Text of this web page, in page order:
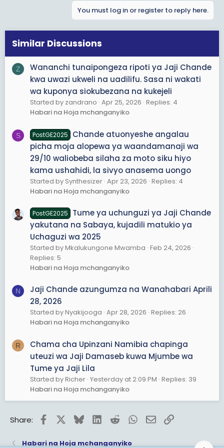
mwingine, Tume imeweka wazi kuwa vichocheo
vilikuwa ni wanasiasa na wabuni mada (content
vurugu kwa kaulimbiu kama "Samia Must Go" na "No
Reforms No Election". Hii inatafsiriwa kuwa ghasia
za muda mrefu.
3. Tume inasema "Hayakuwa Maandamano ya
Amani, Bali Uasi Ulioratibiwa"
Ripoti imejenga hoja ya kupinga madai ya watetezi wa
Tume imehitimisha kuwa kilichotokea kilikuwa nje ya
kinga ya sheria za maandamano kwa sababu washiriki
walibeba silaha hatari (nondo, mapanga, vilipuzi),
walivamia vituo vya polisi, na walilenga kupoka haki ya
kikatiba ya watu wengine kupiga kura. Tume
imethibitisha kuwa makundi haya yalifadhiliwa,
yalipewa mafunzo kwenye "makambi" maficho, na
mengi kwa wakati mmoja ili kuwazidi nguvu polisi.(SIJUI
POLISI WALIKUWA WAPI HAWA WATU WAKIWA KAMBINI
WAKIPEWA HAYO MAFUNZO,ILA WALIWEZA KUWAUA
BAADA YA KUMALIZA MAFUNZO )
4. Kukataa Kuwalinda Polisi Wanaotuhumiwa kwa
Licha ya Tume kukubali kuwa Jeshi la Polisi lilizidiwa
nguvu na lilikuwa na uhalali wa kutumia nguvu
(proportional force) kujilinda katika baadhi ya maeneo,
haikuwapa kinga ya moja kwa moja. Tume
Kijinai" ili kuchunguza matukio tatanishi ya vifo, majeruhi,
na watu waliopotea. Hotuba imetoa mifano hai ya
mauaji yanayotiliwa shaka, kama vile mtoto aliyepigwa
risasi kisimani Mbozi, kijana aliyepigwa risasi nne
mgongoni Arusha, na mauaji ya watu 13 kwenye
kibanda cha TV Mwanza. Hili ni onyo kuwa ukiukwaji wa
haki za binadamu uliofanywa na vyombo vya dola
lazima uwajibikiwe.(SIJUI KAMA UWAJIBIKAJI UTAFIKIWA)
Maridhiano ya Kitaifa
i
o
:
You must log in or register to reply here.
Similar Discussions
Z
Wananchi tunaipongeza ripoti ya Jaji Chande
kwa uwazi ukweli na uadilifu. Sasa ni wakati
wa kuponya siokubezana na kukejeli
Started by zandrano Apr 25, 2026 Replies: 4
Habari na Hoja mchanganyiko
S PostGE2025
Chande atuonyeshe angalau
picha moja alopewa ya waandamanaji wa
29/10 waliobeba silaha za moto siku hiyo
kama ushahidi, la sivyo anasema uongo
Started by Synthesizer Apr 23, 2026 Replies: 4
Habari na Hoja mchanganyiko
PostGE2025
Tume ya uchunguzi ya Jaji Chande
yakutana na Sabaya, kujadili matukio ya
Uchaguzi wa 2025
Started by Mkalukungone Mwamba Feb 24, 2026
Replies: 5
Habari na Hoja mchanganyiko
N
Jaji Chande azungumza na Wanahabari Aprili
28, 2026
Started by Nyakijooga Apr 28, 2026 Replies: 26
Habari na Hoja mchanganyiko
R
Chama cha Upinzani Namibia chapinga
uteuzi wa Jaji Damaseb kuwa Mjumbe wa
Tume ya Jaji Lila
Started by Richer Yesterday at 2:09 PM Replies: 39
Habari na Hoja mchanganyiko
Share: FacebookBlueskyLinkedInRedditWhatsApp
EmailLink
Habari na Hoja mchanganyiko